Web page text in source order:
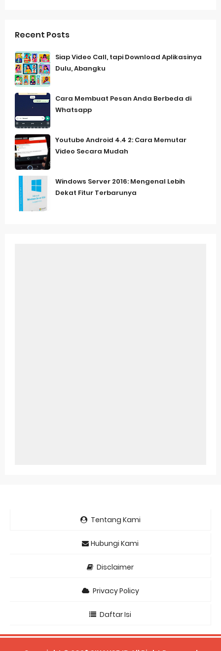
Recent Posts
Siap Video Call, tapi Download Aplikasinya
Dulu, Abangku
Cara Membuat Pesan Anda Berbeda di
Whatsapp
Youtube Android 4.4 2: Cara Memutar
Video Secara Mudah
Windows Server 2016: Mengenal Lebih
Dekat Fitur Terbarunya
Tentang Kami
Hubungi Kami
Disclaimer
Privacy Policy
Daftar Isi